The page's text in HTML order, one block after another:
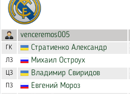
venceremos005
ГК Стратиенко Александр
ЛЗ Михаил Остроух
ЦЗ Владимир Свиридов
ПЗ Евгений Мороз